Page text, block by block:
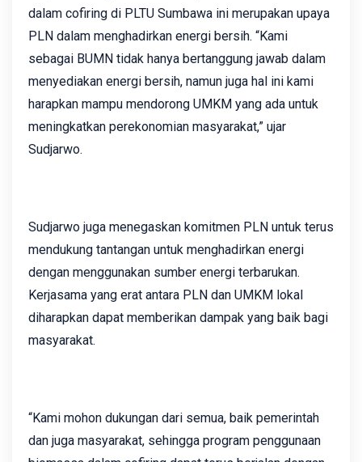
dalam cofiring di PLTU Sumbawa ini merupakan upaya
PLN dalam menghadirkan energi bersih. “Kami
sebagai BUMN tidak hanya bertanggung jawab dalam
menyediakan energi bersih, namun juga hal ini kami
harapkan mampu mendorong UMKM yang ada untuk
meningkatkan perekonomian masyarakat,” ujar
Sudjarwo.
Sudjarwo juga menegaskan komitmen PLN untuk terus
mendukung tantangan untuk menghadirkan energi
dengan menggunakan sumber energi terbarukan.
Kerjasama yang erat antara PLN dan UMKM lokal
diharapkan dapat memberikan dampak yang baik bagi
masyarakat.
“Kami mohon dukungan dari semua, baik pemerintah
dan juga masyarakat, sehingga program penggunaan